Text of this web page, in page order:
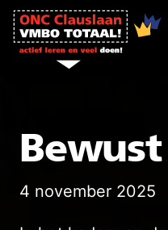
Ga naar de inhoud
4 november 2025